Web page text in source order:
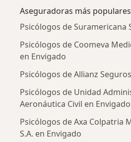
Aseguradoras más populares
Psicólogos de Suramericana
Psicólogos de Coomeva
en Envigado
Psicólogos de Allianz
Psicólogos de Unidad
Aeronáutica Civil en Envigado
Psicólogos de Axa Colpatria
S.A. en Envigado